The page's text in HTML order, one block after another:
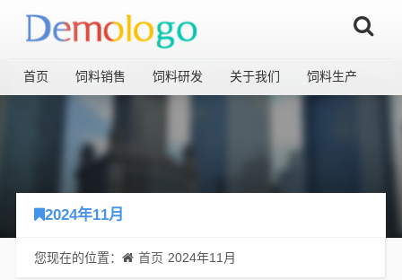
首页 饲料销售 饲料研发 关于我们 饲料生产
2024年11月
您现在的位置： 首页 2024年11月